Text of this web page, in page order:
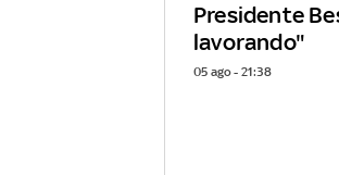
Presidente
lavorando"
05 ago - 21:38